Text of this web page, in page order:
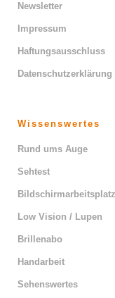
Newsletter
Impressum
Haftungsausschluss
Datenschutzerklärung
Wissenswertes
Rund ums Auge
Sehtest
Low Vision / Lupen
Brillenabo
Handarbeit
Sehenswertes